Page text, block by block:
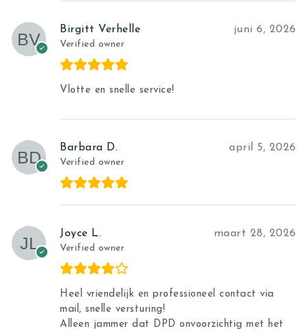
Birgitt Verhelle
Verified owner
juni 6, 2026
Vlotte en snelle service!
Barbara D.
Verified owner
april 5, 2026
Joyce L.
Verified owner
maart 28, 2026
Heel vriendelijk en professioneel contact via
mail, snelle versturing!
Alleen jammer dat DPD onvoorzichtig met het